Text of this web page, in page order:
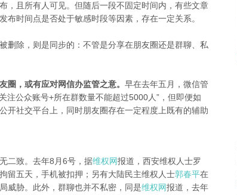
，且所有人可见。但随后一段不固定时间内，有些文章
时间点是否处于敏感时段等因素，存在一定关系。
删除，则是同步的：不管是分享在朋友圈还是群聊、私
圈，或有应对网信办监管之意。 早在去年五月，微信管
注公众账号+所在群数量不能超过5000人”，但即便如
开社交平台上，同时朋友圈存在一定程度上既有的辅助
二致。去年8月6号，据维权网报道，西安维权人士罗
留五天，手机被扣押；另有大陆民主维权人士郭春平在
威胁。此外，群聊也并不私密，同是维权网报道，去年